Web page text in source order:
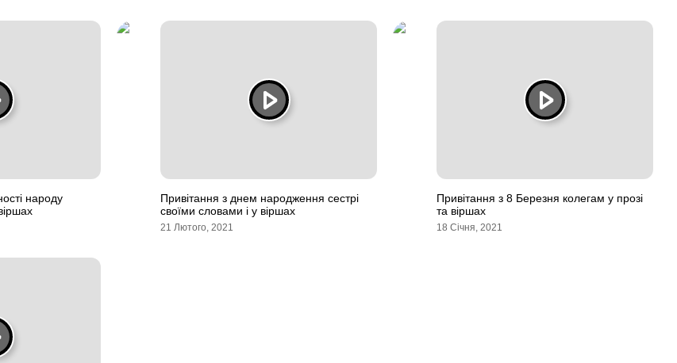
народу
Привітання з днем народження сестрі
своїми словами і у віршах
21 Лютого, 2021
Привітання з 8 Березня колегам у прозі
та віршах
18 Січня, 2021